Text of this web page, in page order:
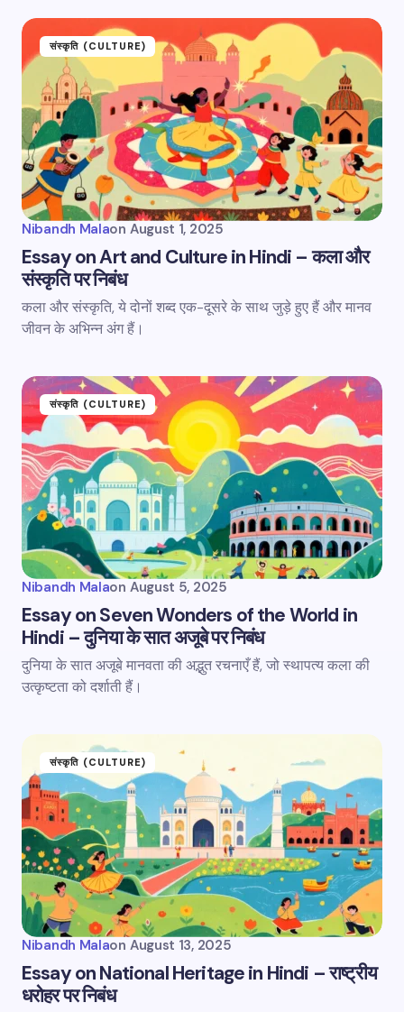
संस्कृति (CULTURE)
Nibandh Malaon August 1, 2025
Essay on Art and Culture in Hindi – कला और
संस्कृति पर निबंध
कला और संस्कृति, ये दोनों शब्द एक-दूसरे के साथ जुड़े हुए हैं और मानव
जीवन के अभिन्न अंग हैं।
संस्कृति (CULTURE)
Nibandh Malaon August 5, 2025
Essay on Seven Wonders of the World in
Hindi – दुनिया के सात अजूबे पर निबंध
दुनिया के सात अजूबे मानवता की अद्भुत रचनाएँ हैं, जो स्थापत्य कला की
उत्कृष्टता को दर्शाती हैं।
संस्कृति (CULTURE)
Nibandh Malaon August 13, 2025
Essay on National Heritage in Hindi – राष्ट्रीय
धरोहर पर निबंध